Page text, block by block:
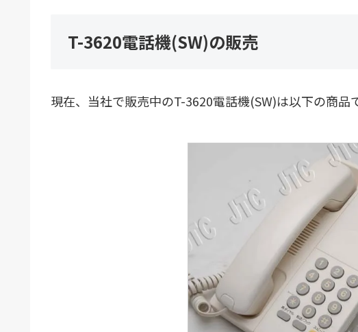
T-3620電話機(SW)の販売
現在、当社で販売中のT-3620電話機(SW)は以下の商品